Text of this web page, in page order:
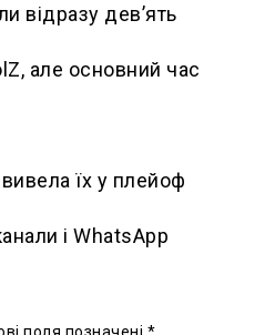
відразу дев’ять
але основний час
їх у плейоф
і WhatsApp
поля позначені *